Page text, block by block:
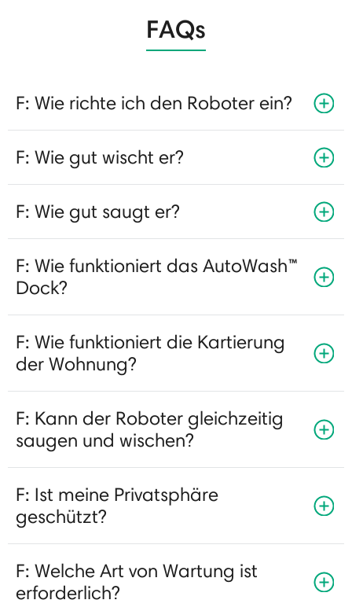
FAQs
F: Wie richte ich den Roboter ein?
F: Wie gut wischt er?
F: Wie gut saugt er?
F: Wie funktioniert das AutoWash™
Dock?
F: Wie funktioniert die Kartierung
der Wohnung?
F: Kann der Roboter gleichzeitig
saugen und wischen?
F: Ist meine Privatsphäre
geschützt?
F: Welche Art von Wartung ist
erforderlich?